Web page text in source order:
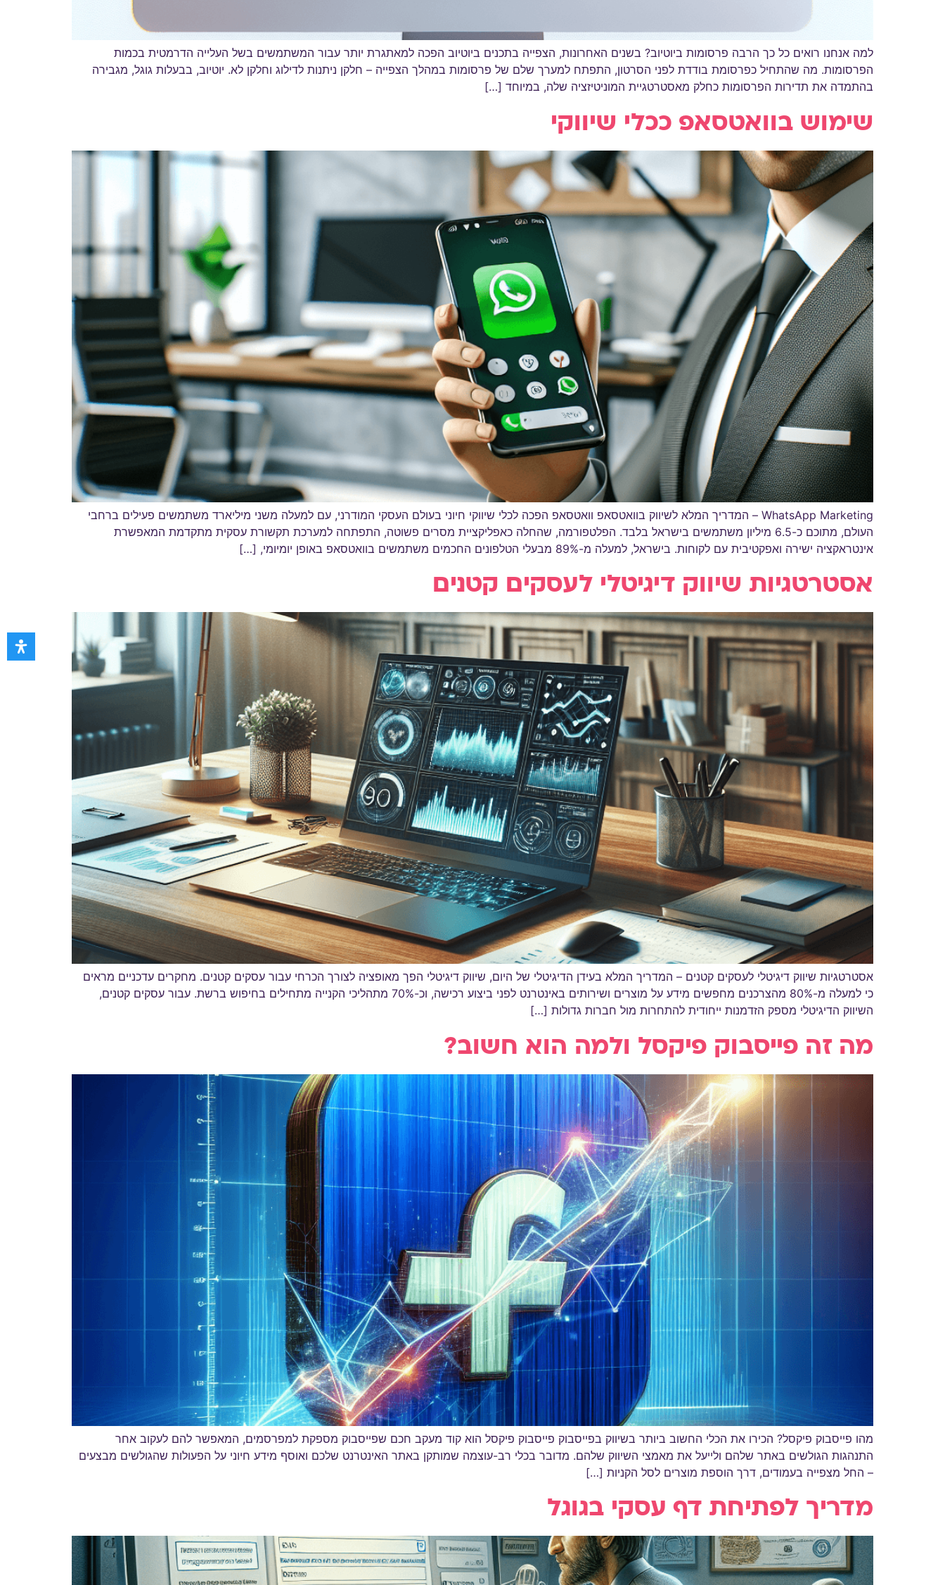
למה אנחנו רואים כל כך הרבה פרסומות ביוטיוב? בשנים האחרונות, הצפייה בתכנים ביוטיוב הפכה למאתגרת יותר עבור המשתמשים בשל העלייה הדרמטית בכמות
הפרסומות. מה שהתחיל כפרסומת בודדת לפני הסרטון, התפתח למערך שלם של פרסומות במהלך הצפייה – חלקן ניתנות לדילוג וחלקן לא. יוטיוב, בבעלות גוגל, מגבירה
בהתמדה את תדירות הפרסומות כחלק מאסטרטגיית המוניטיזציה שלה, במיוחד […]
שימוש בוואטסאפ ככלי שיווקי
WhatsApp Marketing – המדריך המלא לשיווק בוואטסאפ וואטסאפ הפכה לכלי שיווקי חיוני בעולם העסקי המודרני, עם למעלה משני מיליארד משתמשים פעילים ברחבי
העולם, מתוכם כ-6.5 מיליון משתמשים בישראל בלבד. הפלטפורמה, שהחלה כאפליקציית מסרים פשוטה, התפתחה למערכת תקשורת עסקית מתקדמת המאפשרת
אינטראקציה ישירה ואפקטיבית עם לקוחות. בישראל, למעלה מ-89% מבעלי הטלפונים החכמים משתמשים בוואטסאפ באופן יומיומי, […]
אסטרטגיות שיווק דיגיטלי לעסקים קטנים
אסטרטגיות שיווק דיגיטלי לעסקים קטנים – המדריך המלא בעידן הדיגיטלי של היום, שיווק דיגיטלי הפך מאופציה לצורך הכרחי עבור עסקים קטנים. מחקרים עדכניים מראים
כי למעלה מ-80% מהצרכנים מחפשים מידע על מוצרים ושירותים באינטרנט לפני ביצוע רכישה, וכ-70% מתהליכי הקנייה מתחילים בחיפוש ברשת. עבור עסקים קטנים,
השיווק הדיגיטלי מספק הזדמנות ייחודית להתחרות מול חברות גדולות […]
מה זה פייסבוק פיקסל ולמה הוא חשוב?
מהו פייסבוק פיקסל? הכירו את הכלי החשוב ביותר בשיווק בפייסבוק פייסבוק פיקסל הוא קוד מעקב חכם שפייסבוק מספקת למפרסמים, המאפשר להם לעקוב אחר
התנהגות הגולשים באתר שלהם ולייעל את מאמצי השיווק שלהם. מדובר בכלי רב-עוצמה שמותקן באתר האינטרנט שלכם ואוסף מידע חיוני על הפעולות שהגולשים מבצעים
– החל מצפייה בעמודים, דרך הוספת מוצרים לסל הקניות […]
מדריך לפתיחת דף עסקי בגוגל